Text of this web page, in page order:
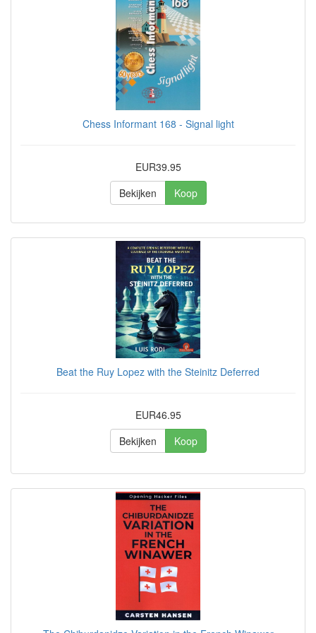
Chess Informant 168 - Signal light
EUR39.95
Bekijken
Koop
Beat the Ruy Lopez with the Steinitz Deferred
EUR46.95
Bekijken
Koop